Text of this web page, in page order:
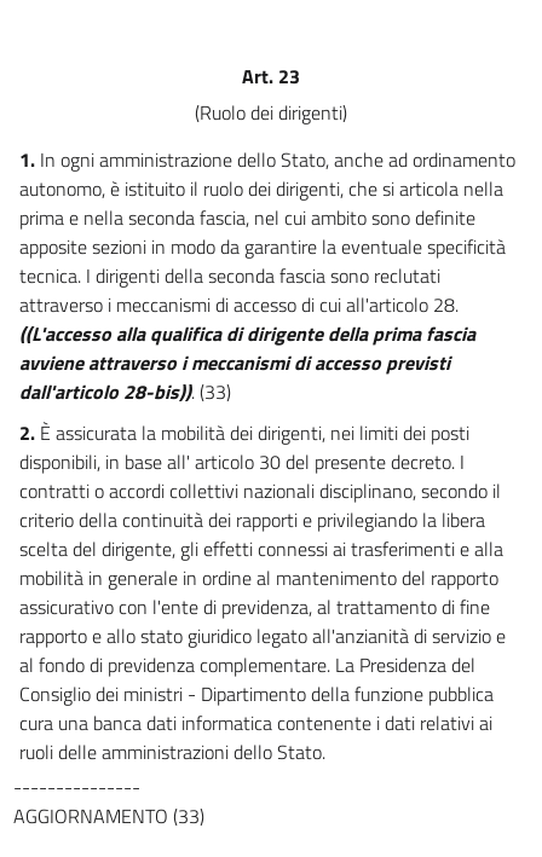
Dirigenza
Sezione I
ed
attribuzioni
13
14
15
16
17
17 bis
18
19
20
21
22
23
23 bis
24
25
26
27
Art. 23
(Ruolo dei dirigenti)
1. In ogni amministrazione dello Stato, anche ad ordinamento
autonomo, è istituito il ruolo dei dirigenti, che si articola nella
prima e nella seconda fascia, nel cui ambito sono definite
apposite sezioni in modo da garantire la eventuale specificità
tecnica. I dirigenti della seconda fascia sono reclutati
attraverso i meccanismi di accesso di cui all'articolo 28.
((L'accesso alla qualifica di dirigente della prima fascia
avviene attraverso i meccanismi di accesso previsti
dall'articolo 28-bis)). (33)
2. È assicurata la mobilità dei dirigenti, nei limiti dei posti
disponibili, in base all' articolo 30 del presente decreto. I
contratti o accordi collettivi nazionali disciplinano, secondo il
criterio della continuità dei rapporti e privilegiando la libera
scelta del dirigente, gli effetti connessi ai trasferimenti e alla
mobilità in generale in ordine al mantenimento del rapporto
assicurativo con l'ente di previdenza, al trattamento di fine
rapporto e allo stato giuridico legato all'anzianità di servizio e
al fondo di previdenza complementare. La Presidenza del
Consiglio dei ministri - Dipartimento della funzione pubblica
cura una banca dati informatica contenente i dati relativi ai
ruoli delle amministrazioni dello Stato.
---------------
AGGIORNAMENTO (33)